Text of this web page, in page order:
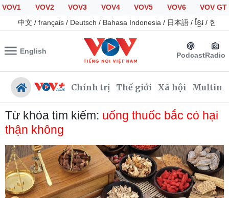
VOV1 VOV2 VOV3 VOV4 VOV5 VOV6
VOV GT
中文 / français / Deutsch / Bahasa Indonesia / 日本語 / ខ្មែរ / 한국
English PodcastRadio
Chính trị Thế giới Xã hội
Chính trị
Đảng
Tổ chức nhân sự
Quốc hội
Nhận diện sự thật
Xã hội
Tin 24h
Giáo dục
Dự báo thời tiết
Dấu ấn VOV
Từ khóa tìm kiếm: uống thuốc bắc có hại
thận không